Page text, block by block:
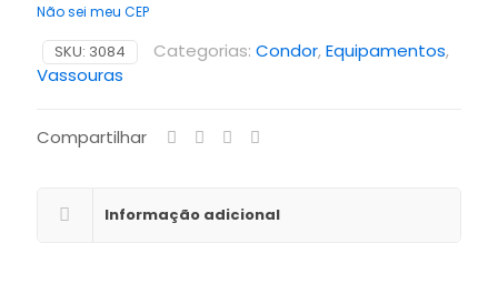
Não sei meu CEP
SKU: 3084 Categorias: Condor,Equipamentos,
Vassouras
Compartilhar
Informação adicional